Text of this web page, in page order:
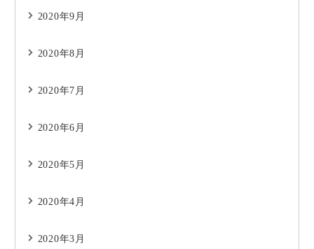
2020年9月
2020年8月
2020年7月
2020年6月
2020年5月
2020年4月
2020年3月